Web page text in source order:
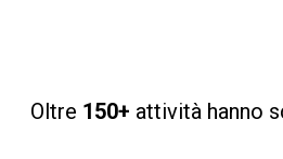
Oltre 150+ attività hanno